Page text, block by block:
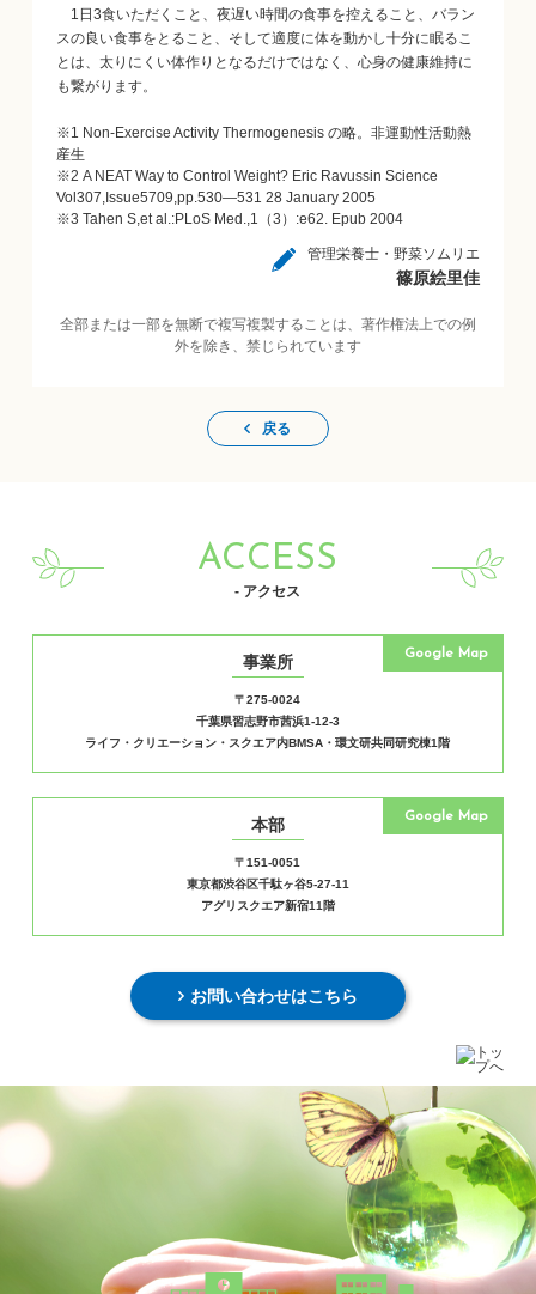
1日3食いただくこと、夜遅い時間の食事を控えること、バラン
スの良い食事をとること、そして適度に体を動かし十分に眠るこ
とは、太りにくい体作りとなるだけではなく、心身の健康維持に
も繋がります。
※1 Non-Exercise Activity Thermogenesis の略。非運動性活動熱
産生
※2 A NEAT Way to Control Weight? Eric Ravussin Science
Vol307,Issue5709,pp.530―531 28 January 2005
※3 Tahen S,et al.:PLoS Med.,1（3）:e62. Epub 2004
管理栄養士・野菜ソムリエ
篠原絵里佳
全部または一部を無断で複写複製することは、著作権法上での例
外を除き、禁じられています
戻る
ACCESS
- アクセス
事業所
〒275-0024
千葉県習志野市茜浜1-12-3
ライフ・クリエーション・スクエア内BMSA・環文研共同研究棟1階
Google Map
本部
〒151-0051
東京都渋谷区千駄ヶ谷5-27-11
アグリスクエア新宿11階
Google Map
お問い合わせはこちら